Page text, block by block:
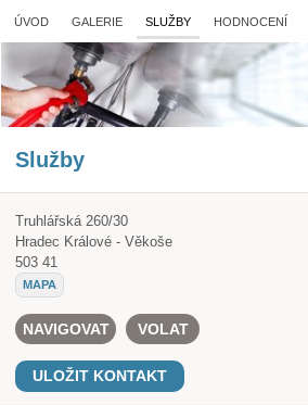
ÚVOD GALERIE SLUŽBY HODNOCENÍ
Služby
Truhlářská 260/30
Hradec Králové - Věkoše
503 41
MAPA
NAVIGOVAT VOLAT
ULOŽIT KONTAKT